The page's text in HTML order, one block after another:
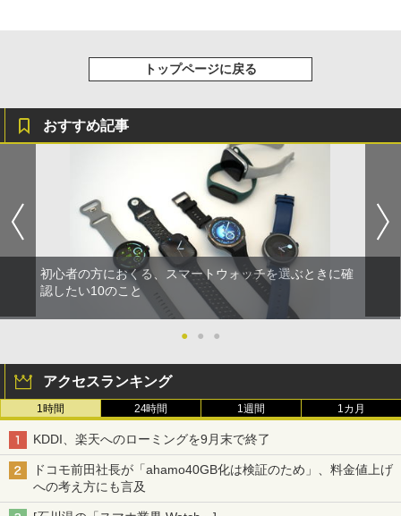
トップページに戻る
おすすめ記事
初心者の方におくる、スマートウォッチを選ぶときに確
認したい10のこと
● ● ●
アクセスランキング
1時間 24時間 1週間 1カ月
KDDI、楽天へのローミングを9月末で終了
ドコモ前田社長が「ahamo40GB化は検証のため」、料金値上げ
への考え方にも言及